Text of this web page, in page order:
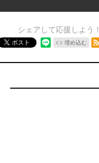
シェアして応援しよう！
ポスト 埋め込む